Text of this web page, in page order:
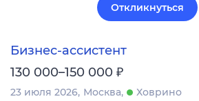
Откликнуться
Бизнес-ассистент
130 000–150 000 ₽
23 июля 2026 Москва
Ховрино